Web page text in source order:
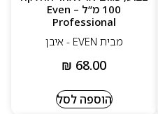
100 מ”ל – Even
Professional
מבית EVEN - איבן
₪ 68.00
הוספה לסל